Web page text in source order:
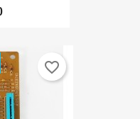
favorite_border